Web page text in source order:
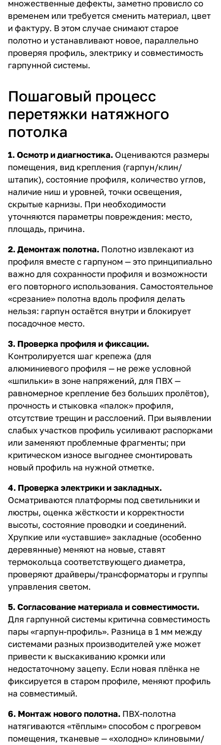
множественные дефекты, заметно провисло со
временем или требуется сменить материал, цвет
и фактуру. В этом случае снимают старое
полотно и устанавливают новое, параллельно
проверяя профиль, электрику и совместимость
гарпунной системы.
Пошаговый процесс
перетяжки натяжного
потолка
1. Осмотр и диагностика. Оцениваются размеры
помещения, вид крепления (гарпун/клин/
штапик), состояние профиля, количество углов,
наличие ниш и уровней, точки освещения,
скрытые карнизы. При необходимости
уточняются параметры повреждения: место,
площадь, причина.
2. Демонтаж полотна. Полотно извлекают из
профиля вместе с гарпуном — это принципиально
важно для сохранности профиля и возможности
его повторного использования. Самостоятельное
«срезание» полотна вдоль профиля делать
нельзя: гарпун остаётся внутри и блокирует
посадочное место.
3. Проверка профиля и фиксации.
Контролируется шаг крепежа (для
алюминиевого профиля — не реже условной
«шпильки» в зоне напряжений, для ПВХ —
равномерное крепление без больших пролётов),
прочность и стыковка «палок» профиля,
отсутствие трещин и расслоений. При выявлении
слабых участков профиль усиливают распорками
или заменяют проблемные фрагменты; при
критическом износе выгоднее смонтировать
новый профиль на нужной отметке.
4. Проверка электрики и закладных.
Осматриваются платформы под светильники и
люстры, оценка жёсткости и корректности
высоты, состояние проводки и соединений.
Хрупкие или «уставшие» закладные (особенно
деревянные) меняют на новые, ставят
термокольца соответствующего диаметра,
проверяют драйверы/трансформаторы и группы
управления светом.
5. Согласование материала и совместимости.
Для гарпунной системы критична совместимость
пары «гарпун-профиль». Разница в 1 мм между
системами разных производителей уже может
привести к выскакиванию кромки или
недостаточному зацепу. Если новая плёнка не
фиксируется в старом профиле, меняют профиль
на совместимый.
6. Монтаж нового полотна. ПВХ-полотна
натягиваются «тёплым» способом с прогревом
помещения, тканевые — «холодно» клиновыми/